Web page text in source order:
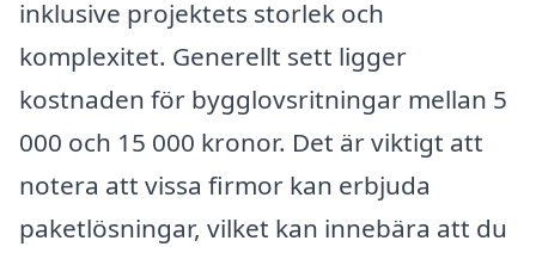
inklusive projektets storlek och
komplexitet. Generellt sett ligger
kostnaden för bygglovsritningar mellan 5
000 och 15 000 kronor. Det är viktigt att
notera att vissa firmor kan erbjuda
paketlösningar, vilket kan innebära att du